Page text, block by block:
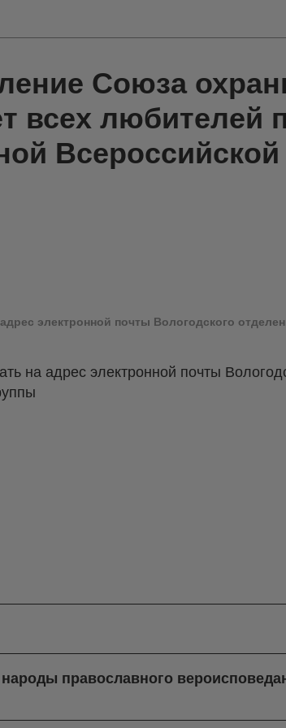
Союза
всех любителей
Всероссийской
электронной почты Вологодского
на адрес электронной почты
православного